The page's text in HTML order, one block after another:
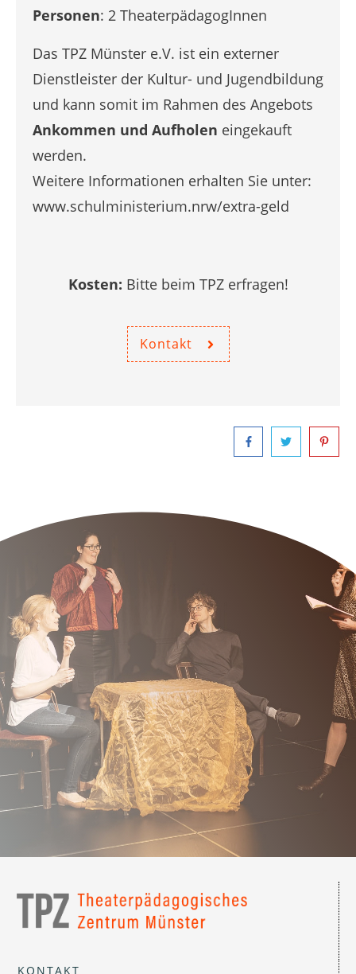
Personen: 2 TheaterpädagogInnen
Das TPZ Münster e.V. ist ein externer
Dienstleister der Kultur- und Jugendbildung
und kann somit im Rahmen des Angebots
Ankommen und Aufholen eingekauft
werden.
Weitere Informationen erhalten Sie unter:
www.schulministerium.nrw/extra-geld
Kosten: Bitte beim TPZ erfragen!
Kontakt
KONTAKT